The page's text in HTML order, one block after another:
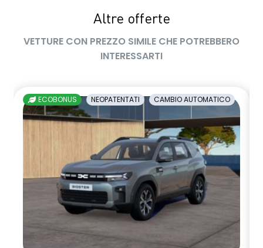
volante multifunzione in TEPAltre offerte
VETTURE CON PREZZO SIMILE CHE POTREBBERO
INTERESSARTI
ECOBONUS NEOPATENTATI CAMBIO AUTOMATICO